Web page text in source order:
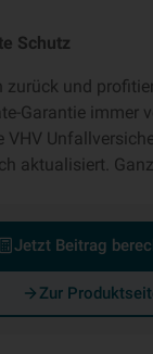
Schutz
zurück und
Garantie immer
VHV
aktualisiert.
Jetzt Beitrag
Zur